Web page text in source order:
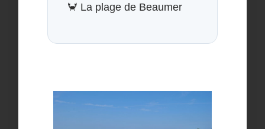
🦀 La plage de Beaumer